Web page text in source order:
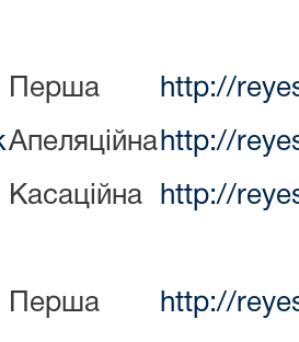
Перша http://
Апеляційна http://
Касаційна http://
Перша http://